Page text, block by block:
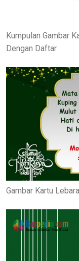
Kumpulan Gambar
Dengan Daftar
Gambar Kartu